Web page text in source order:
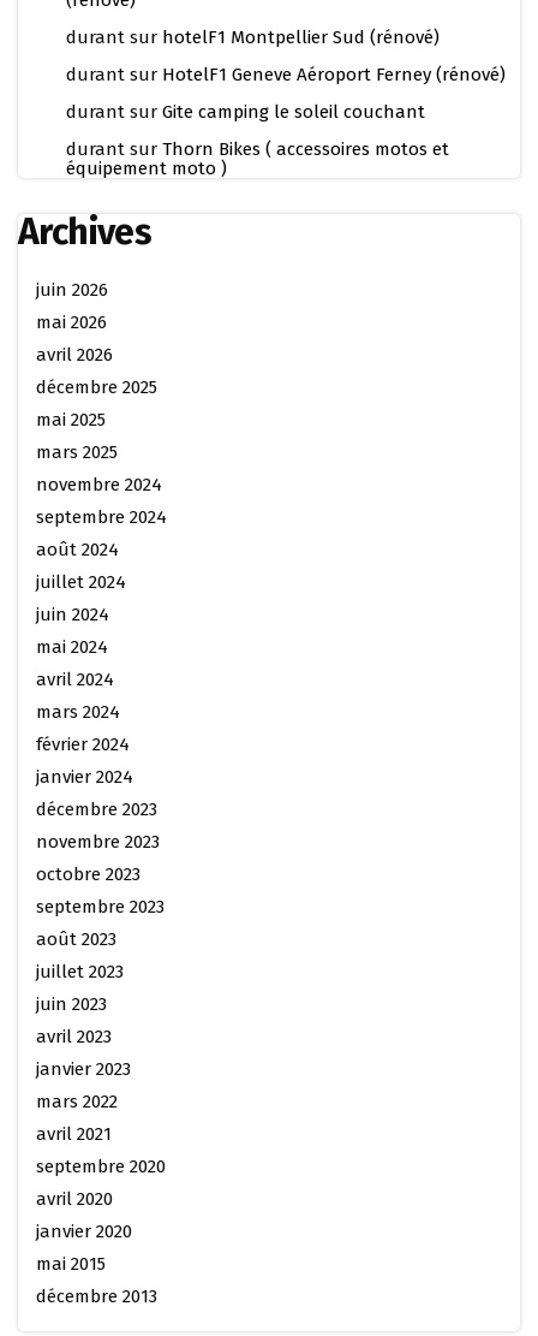
durant sur hotelF1 Montpellier Sud (rénové)
durant sur HotelF1 Geneve Aéroport Ferney (rénové)
durant sur Gite camping le soleil couchant
durant sur Thorn Bikes ( accessoires motos et
équipement moto )
Archives
juin 2026
mai 2026
avril 2026
décembre 2025
mai 2025
mars 2025
novembre 2024
septembre 2024
août 2024
juillet 2024
juin 2024
mai 2024
avril 2024
mars 2024
février 2024
janvier 2024
décembre 2023
novembre 2023
octobre 2023
septembre 2023
août 2023
juillet 2023
juin 2023
avril 2023
janvier 2023
mars 2022
avril 2021
septembre 2020
avril 2020
janvier 2020
mai 2015
décembre 2013